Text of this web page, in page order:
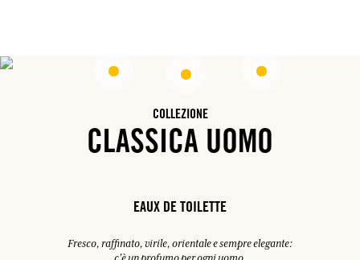
COLLEZIONE
CLASSICA UOMO
EAUX DE TOILETTE
Fresco, raffinato, virile, orientale e sempre elegante: